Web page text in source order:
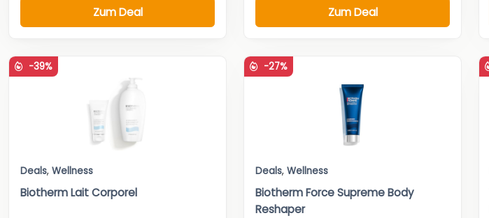
Zum Deal Zum Deal
-39%
Deals, Wellness
Biotherm Lait Corporel
-27%
Deals, Wellness
Biotherm Force Supreme Body
Reshaper